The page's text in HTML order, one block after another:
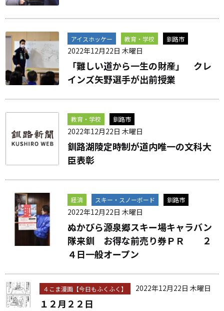
アイスホッケー 教育・学校 釧路市
2022年12月22日 木曜日
「難しい道から一生の財産」 クレ
インズ矢野選手が出前授業
教育・学校 釧路市
2022年12月22日 木曜日
釧路湖陵定時制が道内唯一の文科大
臣表彰
経済 スキー・スノーボード 釧路市
2022年12月22日 木曜日
ぬかびら源泉郷スキー場キャラバン
隊来釧 お得な前売り券ＰＲ ２
４日一般オープン
４こま漫画【今日もふくふく】 2022年12月22日 木曜日
１２月２２日